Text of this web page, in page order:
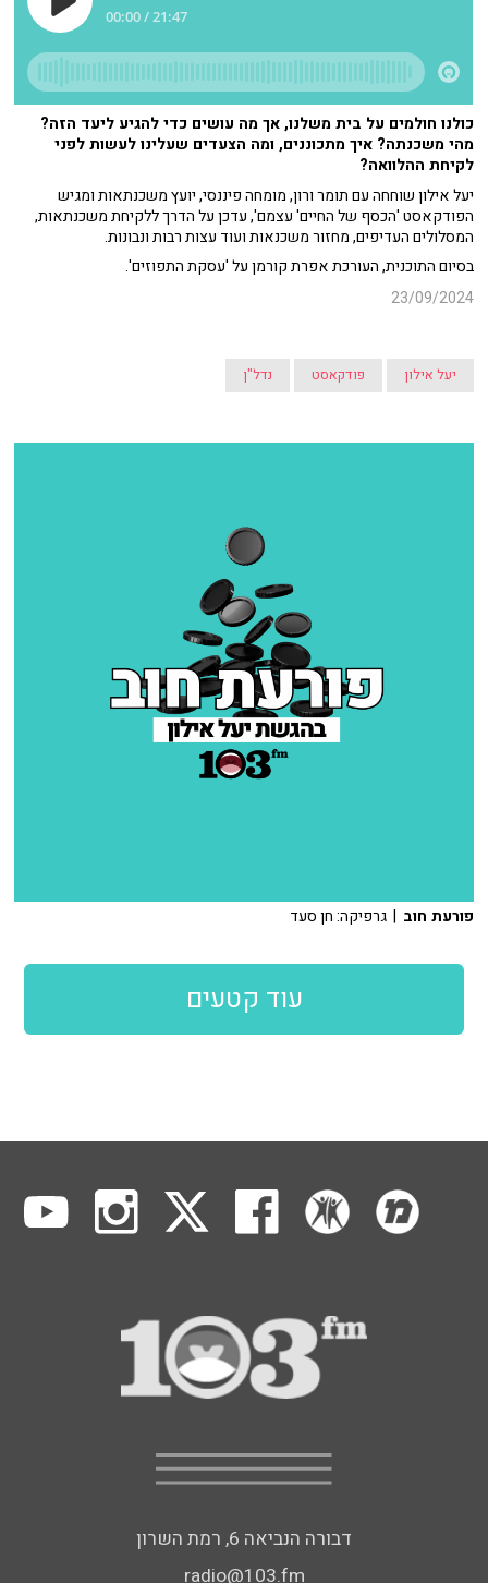
כולנו חולמים על בית משלנו, אך מה עושים כדי להגיע ליעד הזה?
מהי משכנתה? איך מתכוננים, ומה הצעדים שעלינו לעשות לפני
לקיחת ההלוואה?
יעל אילון שוחחה עם תומר ורון, מומחה פיננסי, יועץ משכנתאות ומגיש
הפודקאסט 'הכסף של החיים' עצמם', עדכן על הדרך ללקיחת משכנתאות,
המסלולים העדיפים, מחזור משכנאות ועוד עצות רבות ונבונות.
בסיום התוכנית, העורכת אפרת קורמן על 'עסקת התפוזים'.
23/09/2024
יעל אילון פודקאסט נדל"ן
פורעת חוב | גרפיקה: חן סעד
עוד קטעים
דבורה הנביאה 6, רמת השרון
radio@103.fm